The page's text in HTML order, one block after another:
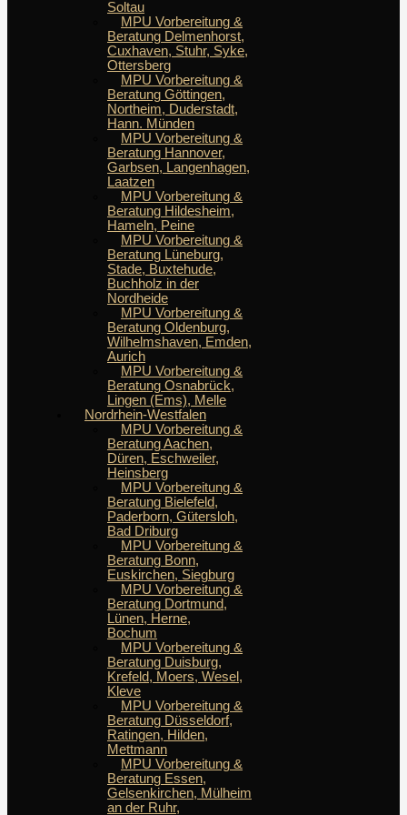
Soltau
MPU Vorbereitung &
Beratung Delmenhorst,
Cuxhaven, Stuhr, Syke,
Ottersberg
MPU Vorbereitung &
Beratung Göttingen,
Northeim, Duderstadt,
Hann. Münden
MPU Vorbereitung &
Beratung Hannover,
Garbsen, Langenhagen,
Laatzen
MPU Vorbereitung &
Beratung Hildesheim,
Hameln, Peine
MPU Vorbereitung &
Beratung Lüneburg,
Stade, Buxtehude,
Buchholz in der
Nordheide
MPU Vorbereitung &
Beratung Oldenburg,
Wilhelmshaven, Emden,
Aurich
MPU Vorbereitung &
Beratung Osnabrück,
Lingen (Ems), Melle
Nordrhein-Westfalen
MPU Vorbereitung &
Beratung Aachen,
Düren, Eschweiler,
Heinsberg
MPU Vorbereitung &
Beratung Bielefeld,
Paderborn, Gütersloh,
Bad Driburg
MPU Vorbereitung &
Beratung Bonn,
Euskirchen, Siegburg
MPU Vorbereitung &
Beratung Dortmund,
Lünen, Herne,
Bochum
MPU Vorbereitung &
Beratung Duisburg,
Krefeld, Moers, Wesel,
Kleve
MPU Vorbereitung &
Beratung Düsseldorf,
Ratingen, Hilden,
Mettmann
MPU Vorbereitung &
Beratung Essen,
Gelsenkirchen, Mülheim
an der Ruhr,